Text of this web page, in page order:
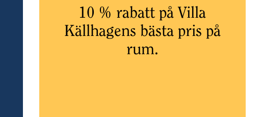
10 % rabatt på Villa
Källhagens bästa pris på
rum.